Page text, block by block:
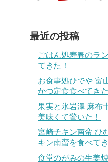
最近の投稿
ごはん処寿春のラ
てきた！
お食事処ひでや 富
かつ定食食べてきた
果実と氷岩澤 麻布
美味くて驚いた！
宮崎チキン南蛮 ひ
キン南蛮を食べてき
食堂のがみの生姜